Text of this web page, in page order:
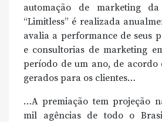
automação de marketing
“Limitless” é realizada
avalia a performance de seus
e consultorias de marketing
período de um ano, de acordo
gerados para os clientes…
…A premiação tem projeção
mil agências de todo o